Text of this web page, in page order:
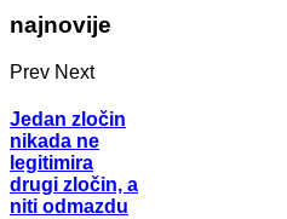
najnovije
Prev Next
Jedan zločin
nikada ne
legitimira
drugi zločin, a
niti odmazdu